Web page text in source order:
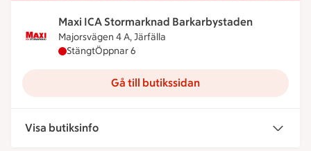
Maxi ICA Stormarknad Barkarbystaden
Majorsvägen 4 A, Järfälla
Maxi ICA Stormarknad Barkarbystaden har
StängtÖppnar 6
Gå till butikssidan
Visa butiksinfo